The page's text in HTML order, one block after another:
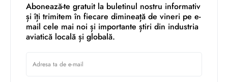
Abonează-te gratuit la buletinul nostru informativ
și îți trimitem în fiecare dimineață de vineri pe e-
mail cele mai noi și importante știri din industria
aviatică locală și globală.